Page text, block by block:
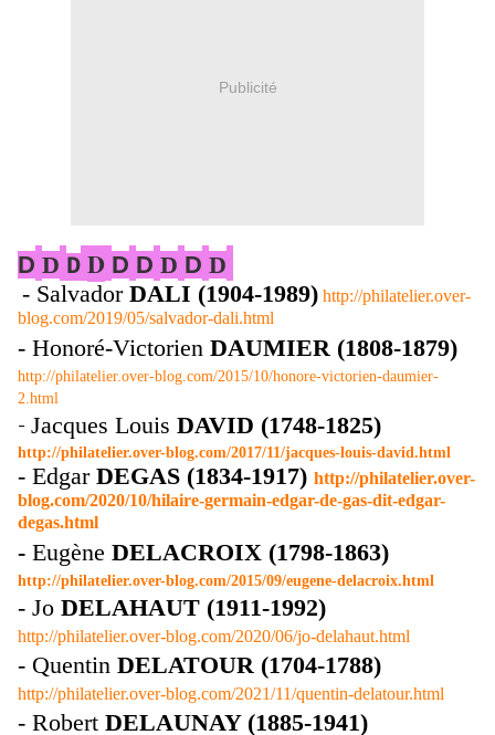
Publicité
D D D D D D D D D
- Salvador DALI (1904-1989) http://philatelier.over-
blog.com/2019/05/salvador-dali.html
- Honoré-Victorien DAUMIER (1808-1879)
http://philatelier.over-blog.com/2015/10/honore-victorien-daumier-
2.html
- Jacques Louis DAVID (1748-1825)
http://philatelier.over-blog.com/2017/11/jacques-louis-david.html
- Edgar DEGAS (1834-1917) http://philatelier.over-
blog.com/2020/10/hilaire-germain-edgar-de-gas-dit-edgar-
degas.html
- Eugène DELACROIX (1798-1863)
http://philatelier.over-blog.com/2015/09/eugene-delacroix.html
- Jo DELAHAUT (1911-1992)
http://philatelier.over-blog.com/2020/06/jo-delahaut.html
- Quentin DELATOUR (1704-1788)
http://philatelier.over-blog.com/2021/11/quentin-delatour.html
- Robert DELAUNAY (1885-1941)